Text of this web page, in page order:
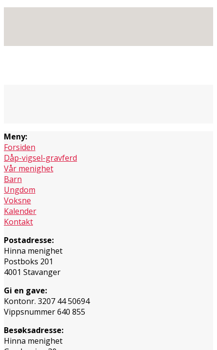
Meny:
Forsiden
Dåp-vigsel-gravferd
Vår menighet
Barn
Ungdom
Voksne
Kalender
Kontakt
Postadresse:
Hinna menighet
Postboks 201
4001 Stavanger
Gi en gave:
Kontonr. 3207 44 50694
Vippsnummer 640 855
Besøksadresse:
Hinna menighet